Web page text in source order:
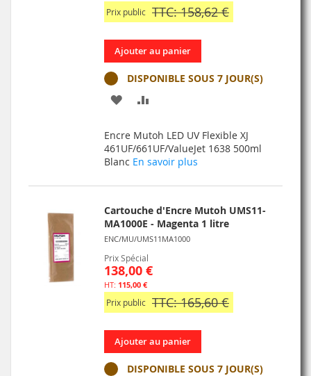
Prix public TTC: 158,62 €
Ajouter au panier
DISPONIBLE SOUS 7 JOUR(S)
AJOUTER
MA
COMPARATEUR
Encre Mutoh LED UV Flexible XJ
461UF/661UF/ValueJet 1638 500ml
Blanc En savoir plus
Cartouche d'Encre Mutoh UMS11-
MA1000E - Magenta 1 litre
ENC/MU/UMS11MA1000
Prix Spécial
138,00 €
115,00 €
Prix public TTC: 165,60 €
Ajouter au panier
DISPONIBLE SOUS 7 JOUR(S)